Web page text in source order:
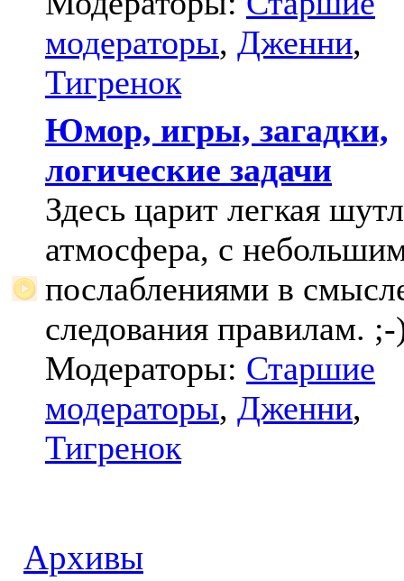
модераторы, Дженни,
Тигренок
Юмор, игры, загадки,
логические задачи
Здесь царит легкая
атмосфера, с
послаблениями в
следования правилам.
Модераторы: Старшие
модераторы, Дженни,
Тигренок
Архивы